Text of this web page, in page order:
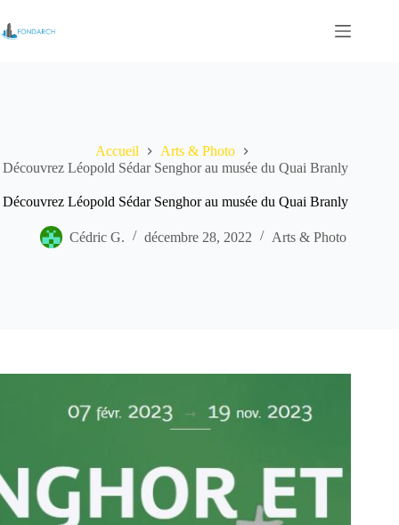
au
contenu
Accueil
Arts & Photo
Découvrez Léopold Sédar Senghor au musée du Quai Branly
Découvrez Léopold Sédar Senghor au musée du Quai Branly
Cédric G. décembre 28, 2022 Arts & Photo